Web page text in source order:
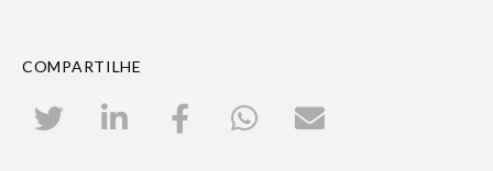
COMPARTILHE